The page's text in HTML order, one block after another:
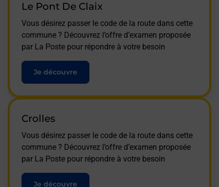
Le Pont De Claix
Vous désirez passer le code de la route dans cette
commune ? Découvrez l’offre d’examen proposée
par La Poste pour répondre à votre besoin
Je découvre
Crolles
Vous désirez passer le code de la route dans cette
commune ? Découvrez l’offre d’examen proposée
par La Poste pour répondre à votre besoin
Je découvre